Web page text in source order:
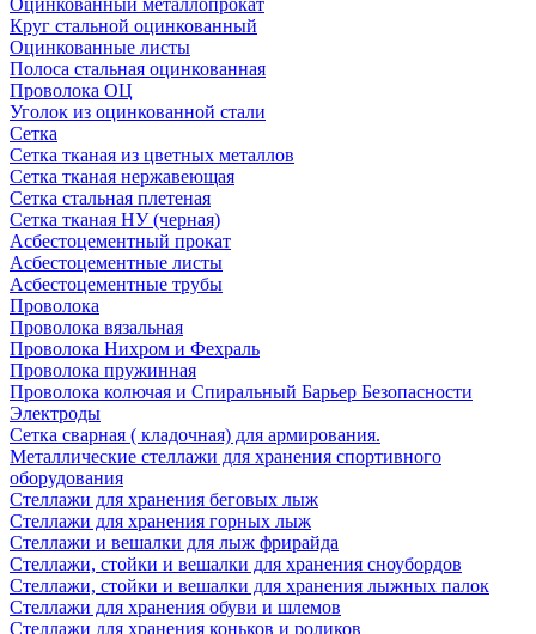
Оцинкованный металлопрокат
Круг стальной оцинкованный
Оцинкованные листы
Полоса стальная оцинкованная
Проволока ОЦ
Уголок из оцинкованной стали
Сетка
Сетка тканая из цветных металлов
Сетка тканая нержавеющая
Сетка стальная плетеная
Сетка тканая НУ (черная)
Асбестоцементный прокат
Асбестоцементные листы
Асбестоцементные трубы
Проволока
Проволока вязальная
Проволока Нихром и Фехраль
Проволока пружинная
Проволока колючая и Спиральный Барьер Безопасности
Электроды
Сетка сварная ( кладочная) для армирования.
Металлические стеллажи для хранения спортивного
оборудования
Стеллажи для хранения беговых лыж
Стеллажи для хранения горных лыж
Стеллажи и вешалки для лыж фрирайда
Стеллажи, стойки и вешалки для хранения сноубордов
Стеллажи, стойки и вешалки для хранения лыжных палок
Стеллажи для хранения обуви и шлемов
Стеллажи для хранения коньков и роликов